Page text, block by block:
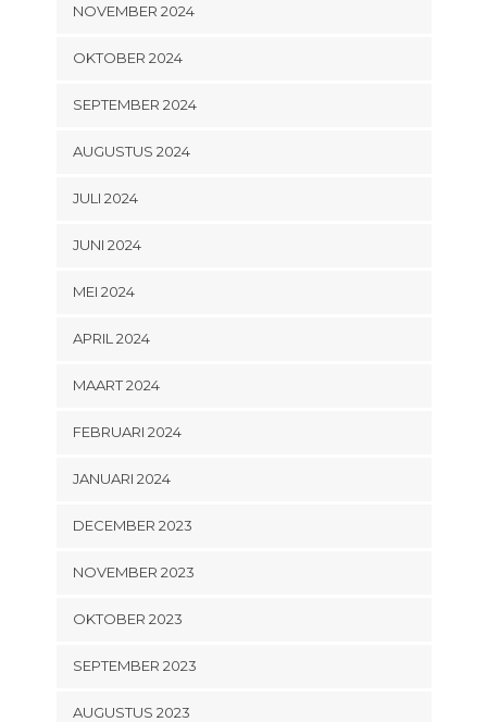
NOVEMBER 2024
OKTOBER 2024
SEPTEMBER 2024
AUGUSTUS 2024
JULI 2024
JUNI 2024
MEI 2024
APRIL 2024
MAART 2024
FEBRUARI 2024
JANUARI 2024
DECEMBER 2023
NOVEMBER 2023
OKTOBER 2023
SEPTEMBER 2023
AUGUSTUS 2023